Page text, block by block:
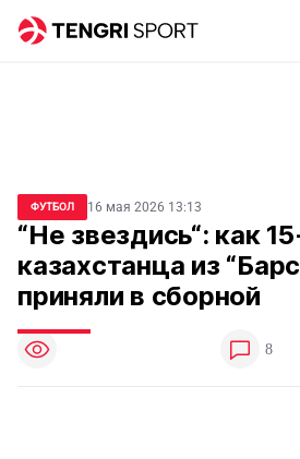
ФУТБОЛ 16 мая 2026 13:13
“Не звездись“: как
казахстанца из
приняли в сборной
8